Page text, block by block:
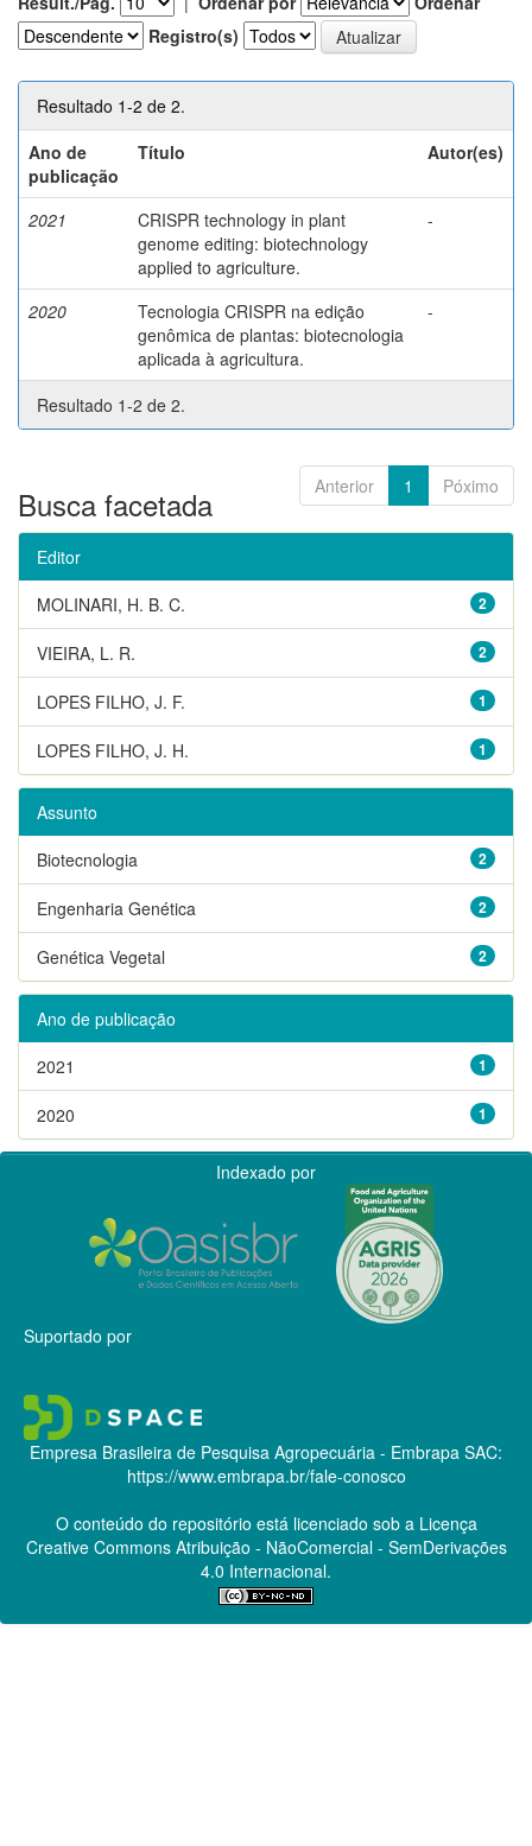
Registro(s)
Resultado 1-2 de 2.
Ano de
publicação
Título Autor(es)
2021
CRISPR technology in plant
genome editing: biotechnology
applied to agriculture.
-
2020
Tecnologia CRISPR na edição
genômica de plantas: biotecnologia
aplicada à agricultura.
-
Resultado 1-2 de 2.
Anterior 1 Póximo
Busca facetada
Editor
2
MOLINARI, H. B. C.
2
VIEIRA, L. R.
1
LOPES FILHO, J. F.
1
LOPES FILHO, J. H.
Assunto
2
Biotecnologia
2
Engenharia Genética
2
Genética Vegetal
Ano de publicação
1
2021
1
2020
Indexado por
Suportado por
Empresa Brasileira de Pesquisa Agropecuária - Embrapa SAC:
https://www.embrapa.br/fale-conosco
O conteúdo do repositório está licenciado sob a Licença
Creative CommonsAtribuição - NãoComercial - SemDerivações
4.0 Internacional.